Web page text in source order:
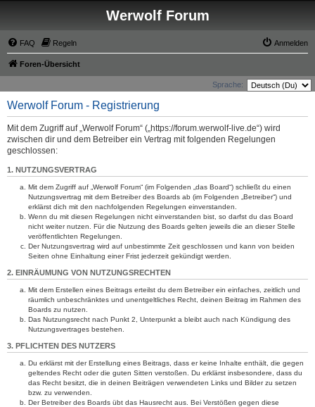
Werwolf Forum
FAQ Regeln Anmelden
Foren-Übersicht
Sprache:
Werwolf Forum - Registrierung
Mit dem Zugriff auf „Werwolf Forum“ („https://forum.werwolf-live.de“) wird
zwischen dir und dem Betreiber ein Vertrag mit folgenden Regelungen
geschlossen:
1. NUTZUNGSVERTRAG
Mit dem Zugriff auf „Werwolf Forum“ (im Folgenden „das Board“) schließt du einen
Nutzungsvertrag mit dem Betreiber des Boards ab (im Folgenden „Betreiber“) und
erklärst dich mit den nachfolgenden Regelungen einverstanden.
Wenn du mit diesen Regelungen nicht einverstanden bist, so darfst du das Board
nicht weiter nutzen. Für die Nutzung des Boards gelten jeweils die an dieser Stelle
veröffentlichten Regelungen.
Der Nutzungsvertrag wird auf unbestimmte Zeit geschlossen und kann von beiden
Seiten ohne Einhaltung einer Frist jederzeit gekündigt werden.
2. EINRÄUMUNG VON NUTZUNGSRECHTEN
Mit dem Erstellen eines Beitrags erteilst du dem Betreiber ein einfaches, zeitlich und
räumlich unbeschränktes und unentgeltliches Recht, deinen Beitrag im Rahmen des
Boards zu nutzen.
Das Nutzungsrecht nach Punkt 2, Unterpunkt a bleibt auch nach Kündigung des
Nutzungsvertrages bestehen.
3. PFLICHTEN DES NUTZERS
Du erklärst mit der Erstellung eines Beitrags, dass er keine Inhalte enthält, die gegen
geltendes Recht oder die guten Sitten verstoßen. Du erklärst insbesondere, dass du
das Recht besitzt, die in deinen Beiträgen verwendeten Links und Bilder zu setzen
bzw. zu verwenden.
Der Betreiber des Boards übt das Hausrecht aus. Bei Verstößen gegen diese